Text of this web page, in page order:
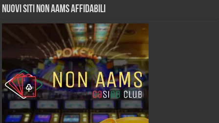
Nuovi siti non AAMS affidabili